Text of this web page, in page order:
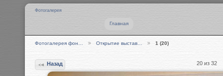
Фотогалерея
Главная
Фотогалерея фон… Открытие выстав… 1 (20)
Назад 20 из 32